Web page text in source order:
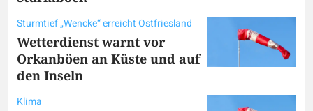
Sturmtief „Wencke“ erreicht Ostfriesland
Wetterdienst warnt vor
Orkanböen an Küste und auf
den Inseln
Klima